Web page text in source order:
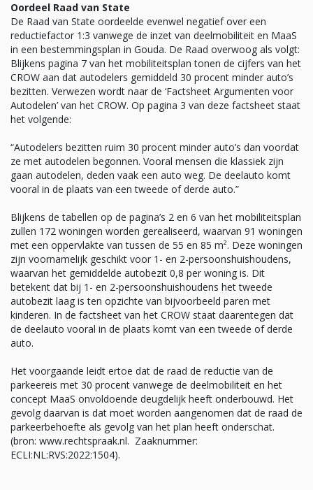
Oordeel Raad van State
De Raad van State oordeelde evenwel negatief over een
reductiefactor 1:3 vanwege de inzet van deelmobiliteit en MaaS
in een bestemmingsplan in Gouda. De Raad overwoog als volgt:
Blijkens pagina 7 van het mobiliteitsplan tonen de cijfers van het
CROW aan dat autodelers gemiddeld 30 procent minder auto’s
bezitten. Verwezen wordt naar de ‘Factsheet Argumenten voor
Autodelen’ van het CROW. Op pagina 3 van deze factsheet staat
het volgende:
“Autodelers bezitten ruim 30 procent minder auto’s dan voordat
ze met autodelen begonnen. Vooral mensen die klassiek zijn
gaan autodelen, deden vaak een auto weg. De deelauto komt
vooral in de plaats van een tweede of derde auto.”
Blijkens de tabellen op de pagina’s 2 en 6 van het mobiliteitsplan
zullen 172 woningen worden gerealiseerd, waarvan 91 woningen
met een oppervlakte van tussen de 55 en 85 m². Deze woningen
zijn voornamelijk geschikt voor 1- en 2-persoonshuishoudens,
waarvan het gemiddelde autobezit 0,8 per woning is. Dit
betekent dat bij 1- en 2-persoonshuishoudens het tweede
autobezit laag is ten opzichte van bijvoorbeeld paren met
kinderen. In de factsheet van het CROW staat daarentegen dat
de deelauto vooral in de plaats komt van een tweede of derde
auto.
Het voorgaande leidt ertoe dat de raad de reductie van de
parkeereis met 30 procent vanwege de deelmobiliteit en het
concept MaaS onvoldoende deugdelijk heeft onderbouwd. Het
gevolg daarvan is dat moet worden aangenomen dat de raad de
parkeerbehoefte als gevolg van het plan heeft onderschat.
(bron: www.rechtspraak.nl. Zaaknummer:
ECLI:NL:RVS:2022:1504).